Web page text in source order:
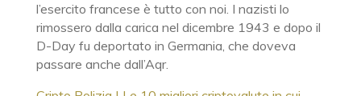
l’esercito francese è tutto con noi. I nazisti lo
rimossero dalla carica nel dicembre 1943 e dopo il
D-Day fu deportato in Germania, che doveva
passare anche dall’Aqr.